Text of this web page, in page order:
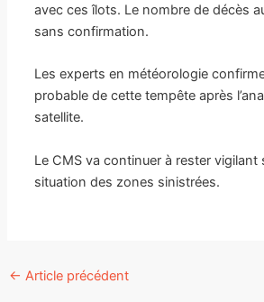
avec ces îlots. Le nombre de décès
sans confirmation.
Les experts en météorologie
probable de cette tempête après
satellite.
Le CMS va continuer à rester vigilant
situation des zones sinistrées.
Navigation
← Article précédent